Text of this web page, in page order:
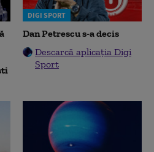
DIGI SPORT
Dan Petrescu s-a decis
Descarcă aplicația Digi
Sport